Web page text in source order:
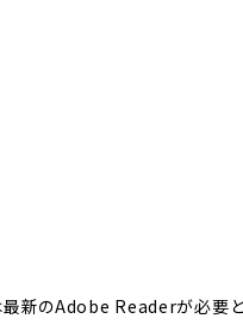
新のAdobe Readerが必要と